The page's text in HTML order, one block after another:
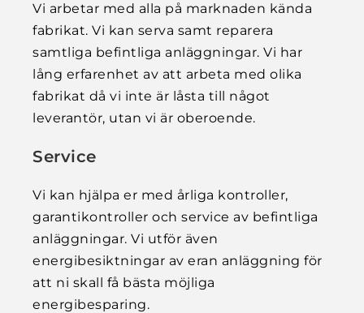
Vi arbetar med alla på marknaden kända
fabrikat. Vi kan serva samt reparera
samtliga befintliga anläggningar. Vi har
lång erfarenhet av att arbeta med olika
fabrikat då vi inte är låsta till något
leverantör, utan vi är oberoende.
Service
Vi kan hjälpa er med årliga kontroller,
garantikontroller och service av befintliga
anläggningar. Vi utför även
energibesiktningar av eran anläggning för
att ni skall få bästa möjliga
energibesparing.